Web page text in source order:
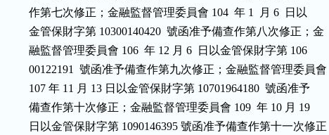
          作第七次修正；金融監督管理委員會 104  年 1  月 6  日以
          金管保財字第 10300140420  號函准予備查作第八次修正；金
          融監督管理委員會 106  年 12 月 6  日以金管保財字第 106
          00122191  號函准予備查作第九次修正；金融監督管理委員會
          107 年 11 月 13 日以金管保財字第 10701964180  號函准予
          備查作第十次修正；金融監督管理委員會 109  年 10 月 19
          日以金管保財字第 1090146395 號函准予備查作第十一次修正